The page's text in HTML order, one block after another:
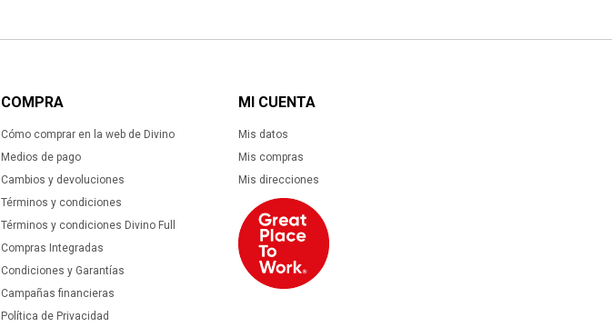
COMPRA
Cómo comprar en la web de Divino
Medios de pago
Cambios y devoluciones
Términos y condiciones
Términos y condiciones Divino Full
Compras Integradas
Condiciones y Garantías
Campañas financieras
Política de Privacidad
MI CUENTA
Mis datos
Mis compras
Mis direcciones